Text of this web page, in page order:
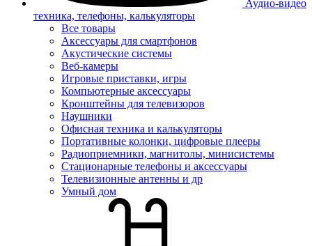
Аудио-видео
техника, телефоны, калькуляторы
Все товары
Аксессуары для смартфонов
Акустические системы
Веб-камеры
Игровые приставки, игры
Компьютерные аксессуары
Кронштейны для телевизоров
Наушники
Офисная техника и калькуляторы
Портативные колонки, цифровые плееры
Радиоприемники, магнитолы, минисистемы
Стационарные телефоны и аксессуары
Телевизионные антенны и др
Умный дом